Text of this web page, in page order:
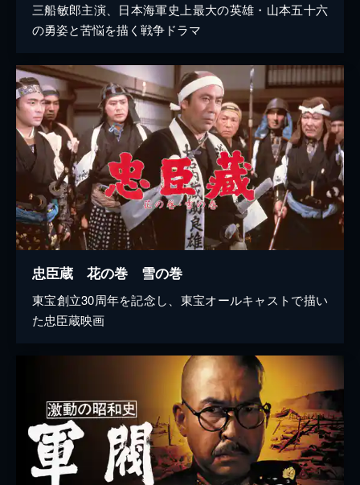
三船敏郎主演、日本海軍史上最大の英雄・山本五十六
の勇姿と苦悩を描く戦争ドラマ
忠臣蔵 花の巻 雪の巻
東宝創立30周年を記念し、東宝オールキャストで描い
た忠臣蔵映画